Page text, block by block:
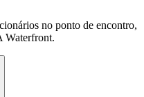
no ponto de encontro,
Waterfront.